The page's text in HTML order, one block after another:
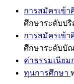
การสมัครเข้
ศึกษาระดับป
การสมัครเข้
ศึกษาระดับบั
ค่าธรรมเนียม
ทุนการศึกษา